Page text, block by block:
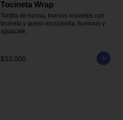
Tocineta Wrap
Tortilla de harina, huevos revueltos con
tocineta y queso mozzarella, hummus y
aguacate.
$33.000